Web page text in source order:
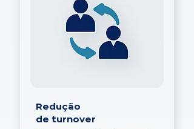
Redução
de turnover